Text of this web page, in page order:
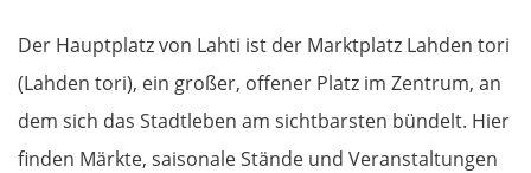
Der Hauptplatz von Lahti ist der Marktplatz Lahden tori
(Lahden tori), ein großer, offener Platz im Zentrum, an
dem sich das Stadtleben am sichtbarsten bündelt. Hier
finden Märkte, saisonale Stände und Veranstaltungen
Salzburg